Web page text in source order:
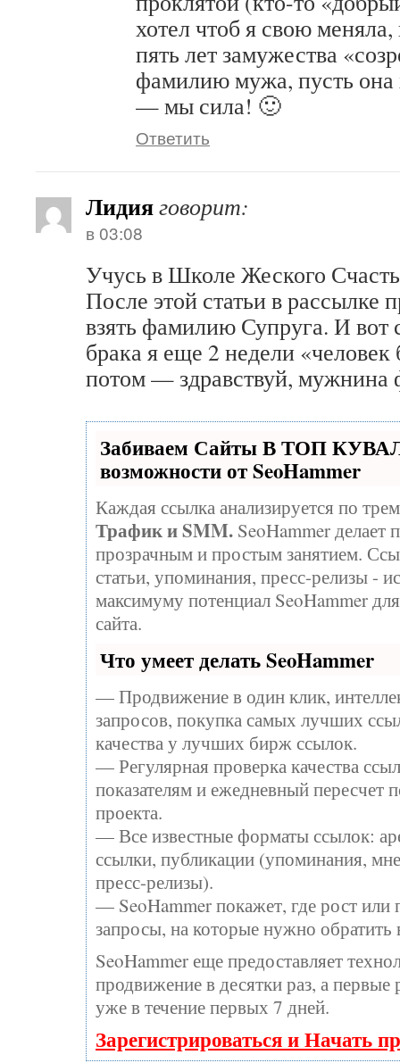
хотел чтоб я свою меняла,
пять лет замужества
фамилию мужа, пусть она
— мы сила! 🙂
Ответить
Лидияговорит:
в 03:08
Учусь в Школе Жеского
После этой статьи в рассылке
взять фамилию Супруга. И вот
брака я еще 2 недели
потом — здравствуй, мужнина
Забиваем Сайты В ТОП
возможности от SeoHammer
Каждая ссылка анализируется по
Трафик и SMM. SeoHammer делает
прозрачным и простым занятием.
статьи, упоминания, пресс-релизы -
максимуму потенциал SeoHammer
сайта.
Что умеет делать SeoHammer
— Продвижение в один клик,
запросов, покупка самых лучших
качества у лучших бирж ссылок.
— Регулярная проверка качества
показателям и ежедневный пересчет
проекта.
— Все известные форматы ссылок:
ссылки, публикации (упоминания,
пресс-релизы).
— SeoHammer покажет, где рост или
запросы, на которые нужно обратить
SeoHammer еще предоставляет
продвижение в десятки раз, а первые
уже в течение первых 7 дней.
Зарегистрироваться и Начать